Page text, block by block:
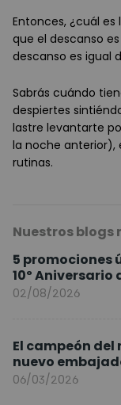
Entonces, ¿cuál
que el descanso
descanso es igual
Sabrás cuándo
despiertes
lastre levantarte
la noche anterior),
rutinas.
Nuestros blogs
5 promociones
10º Aniversario
02/08/2026
El campeón
nuevo
Europa
06/03/2026